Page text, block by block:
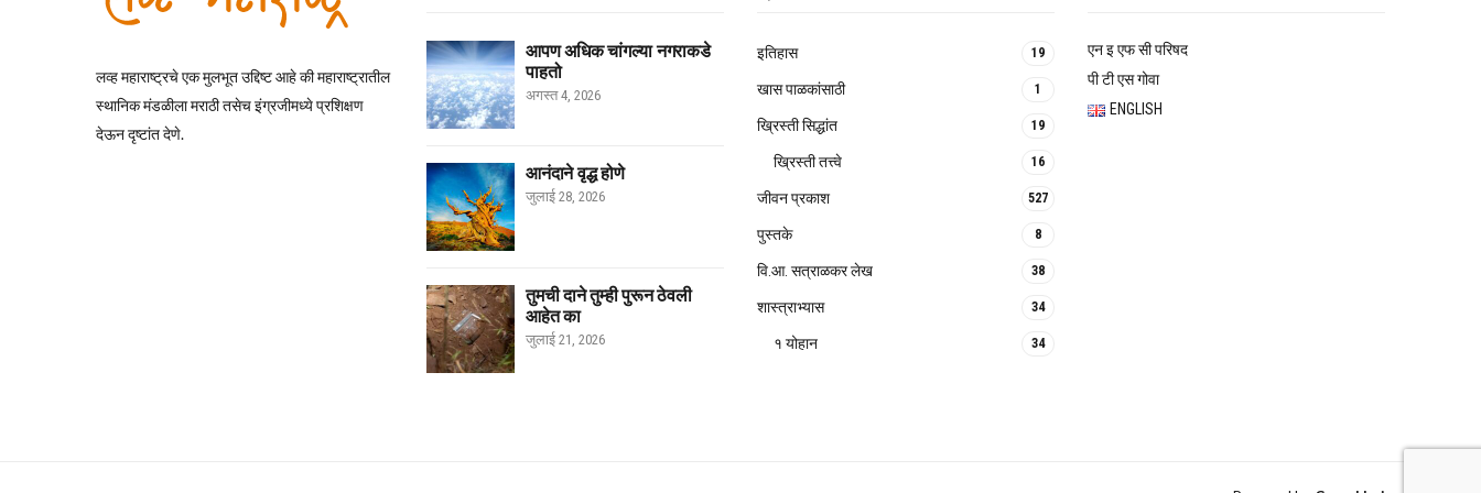
लव्ह महाराष्ट्रचे एक मुलभूत उद्दिष्ट आहे की महाराष्ट्रातील
स्थानिक मंडळीला मराठी तसेच इंग्रजीमध्ये प्रशिक्षण
देऊन दृष्टांत देणे.
आपण अधिक चांगल्या नगराकडे
पाहतो
अगस्त 4, 2026
आनंदाने वृद्ध होणे
जुलाई 28, 2026
तुमची दाने तुम्ही पुरून ठेवली
आहेत का
जुलाई 21, 2026
इतिहास 19
खास पाळकांसाठी 1
ख्रिस्ती सिद्धांत 19
ख्रिस्ती तत्त्वे 16
जीवन प्रकाश 527
पुस्तके 8
वि.आ. सत्राळकर लेख 38
शास्त्राभ्यास 34
१ योहान 34
एन इ एफ सी परिषद
पी टी एस गोवा
ENGLISH